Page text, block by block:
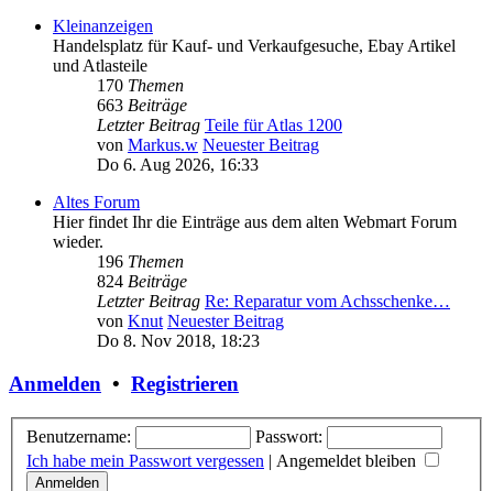
Kleinanzeigen
Handelsplatz für Kauf- und Verkaufgesuche, Ebay Artikel
und Atlasteile
170 Themen
663 Beiträge
Letzter Beitrag Teile für Atlas 1200
von Markus.w Neuester Beitrag
Do 6. Aug 2026, 16:33
Altes Forum
Hier findet Ihr die Einträge aus dem alten Webmart Forum
wieder.
196 Themen
824 Beiträge
Letzter Beitrag Re: Reparatur vom Achsschenke…
von Knut Neuester Beitrag
Do 8. Nov 2018, 18:23
Anmelden • Registrieren
Benutzername:
Passwort:
Ich habe mein Passwort vergessen | Angemeldet bleiben